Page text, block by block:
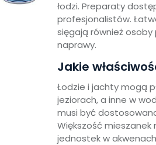
łodzi. Preparaty
profesjonalistów.
sięgają również
naprawy.
Jakie
Łodzie i jachty mogą
jeziorach, a inne w
musi być
Większość
jednostek w akwenach